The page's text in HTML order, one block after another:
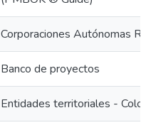
Corporaciones Autónomas
Banco de proyectos
Entidades territoriales -